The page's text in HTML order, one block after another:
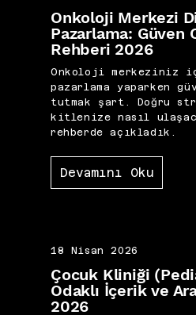
Onkoloji Merkezi
Pazarlama: Güven
Rehberi 2026
Onkoloji
pazarlama yaparken
tutmak şart. Doğru
kitlenize nasıl
rehberde açıkladık.
Devamını Oku
18 Nisan 2026
Çocuk Kliniği
Odaklı İçerik ve
2026